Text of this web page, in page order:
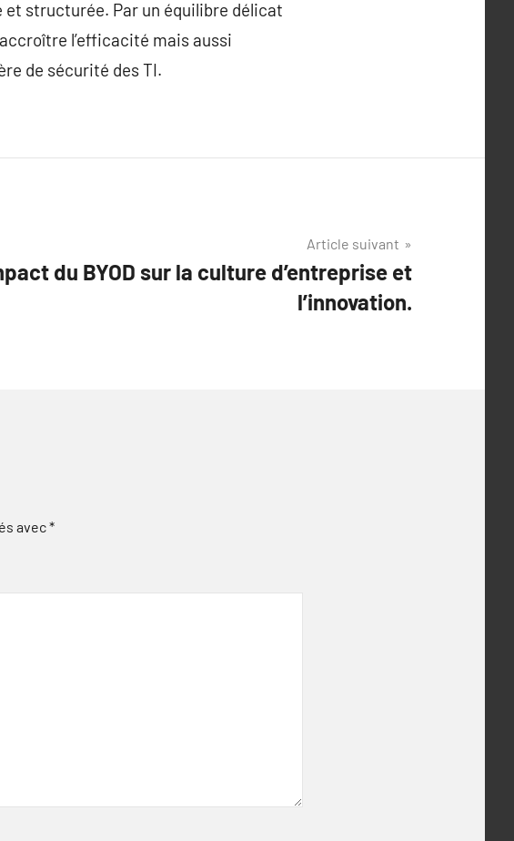
structurée. Par un équilibre délicat
l’efficacité mais aussi
de sécurité des TI.
Article suivant
du BYOD sur la culture d’entreprise et
l’innovation.
avec*